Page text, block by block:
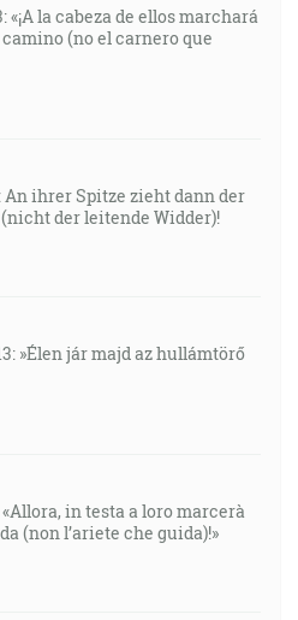
«¡A la cabeza de ellos marchará
(no el carnero que
An ihrer Spitze zieht dann der
der leitende Widder)!
»Élen jár majd az hullámtörő
in testa a loro marcerà
(non l’ariete che guida)!»